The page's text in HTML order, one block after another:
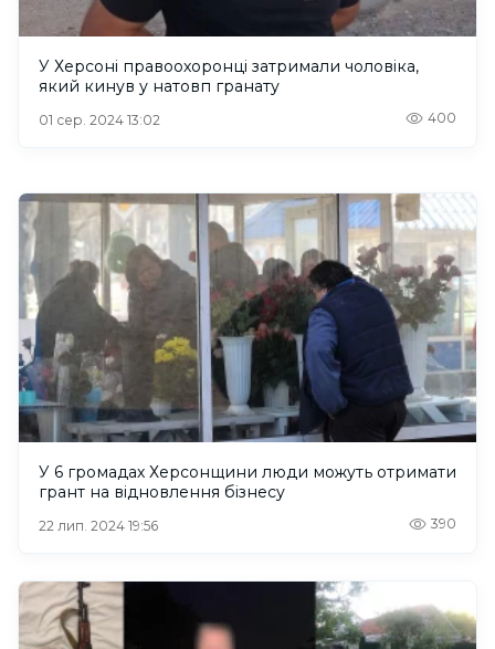
У Херсоні правоохоронці затримали чоловіка,
який кинув у натовп гранату
01 сер. 2024 13:02 400
У 6 громадах Херсонщини люди можуть отримати
грант на відновлення бізнесу
22 лип. 2024 19:56 390